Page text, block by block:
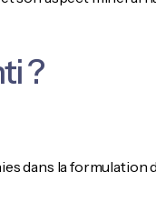
?
dans la formulation